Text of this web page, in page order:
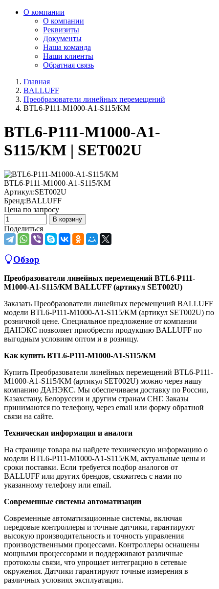
О компании
О компании
Реквизиты
Документы
Наша команда
Наши клиенты
Обратная связь
Главная
BALLUFF
Преобразователи линейных перемещений
BTL6-P111-M1000-A1-S115/KM
BTL6-P111-M1000-A1-
S115/KM | SET002U
BTL6-P111-M1000-A1-S115/KM
Артикул:SET002U
Бренд:BALLUFF
Цена по запросу
В корзину
Поделиться
Обзор
Преобразователи линейных перемещений BTL6-P111-
M1000-A1-S115/KM BALLUFF (артикул SET002U)
Заказать Преобразователи линейных перемещений BALLUFF
модели BTL6-P111-M1000-A1-S115/KM (артикул SET002U) по
розничной цене. Специальное предложение от компании
ДАНЭКС позволяет приобрести продукцию BALLUFF по
выгодным условиям оптом и в розницу.
Как купить BTL6-P111-M1000-A1-S115/KM
Купить Преобразователи линейных перемещений BTL6-P111-
M1000-A1-S115/KM (артикул SET002U) можно через нашу
компанию ДАНЭКС. Мы обеспечиваем доставку по России,
Казахстану, Белоруссии и другим странам СНГ. Заказы
принимаются по телефону, через email или форму обратной
связи на сайте.
Техническая информация и аналоги
На странице товара вы найдете техническую информацию о
модели BTL6-P111-M1000-A1-S115/KM, актуальные цены и
сроки поставки. Если требуется подбор аналогов от
BALLUFF или других брендов, свяжитесь с нами по
указанному телефону или email.
Современные системы автоматизации
Современные автоматизационные системы, включая
передовые контроллеры и точные датчики, гарантируют
высокую производительность и точность управления
производственными процессами. Контроллеры оснащены
мощными процессорами и поддерживают различные
протоколы связи, что упрощает интеграцию в сетевые
окружения. Датчики гарантируют точные измерения в
различных условиях эксплуатации.